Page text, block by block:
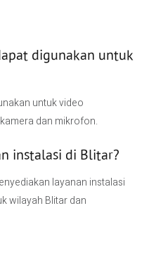
digunakan untuk
untuk video
dan mikrofon.
instalasi di Blitar?
layanan instalasi
wilayah Blitar dan